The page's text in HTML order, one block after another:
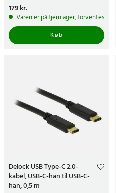
Pris:179 kr.
179 kr.
Varen er på fjernlager, forventes
Køb
Delock USB Type-C 2.0-
kabel, USB-C-han til USB-C-
han, 0,5 m